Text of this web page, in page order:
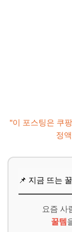
"이 포스팅은 쿠
정
📌 지금 뜨는
요즘 사
꿀템